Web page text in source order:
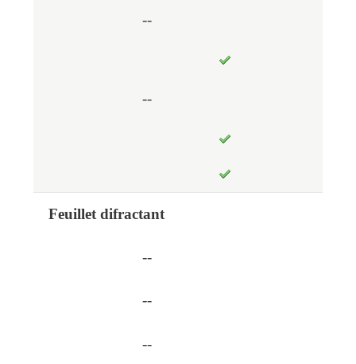
--
--
Feuillet difractant
--
--
--